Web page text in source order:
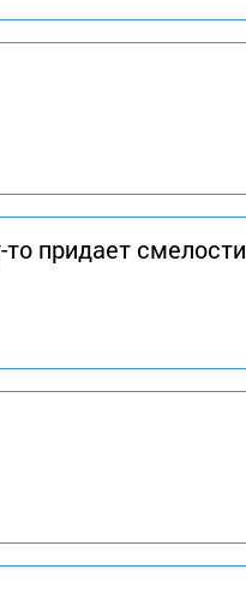
придает смелости